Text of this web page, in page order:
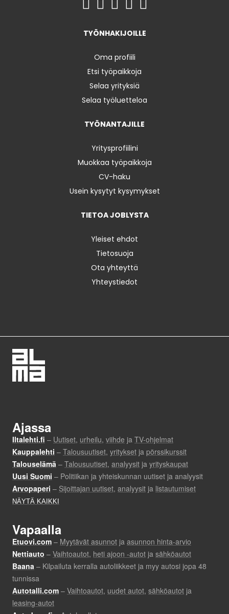
TYÖNHAKIJOILLE
Oma profiili
Etsi työpaikkoja
Selaa yrityksiä
Selaa työluetteloa
TYÖNANTAJILLE
Yritysprofiilini
Muokkaa työpaikkoja
CV-haku
Usein kysytyt kysymykset
TIETOA JOBLYSTA
Yleiset ehdot
Tietosuoja
Ota yhteyttä
Yhteystiedot